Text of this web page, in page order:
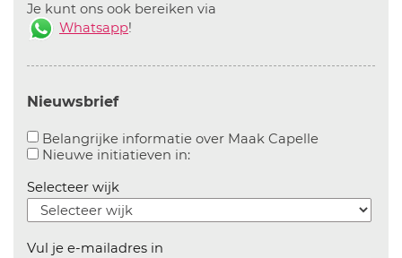
Je kunt ons ook bereiken via
Whatsapp!
Nieuwsbrief
Belangrijke informatie over Maak CapelleAanvinken
Nieuwe initiatieven in:Aanvinken om informatie over
Selecteer wijk
Vul je e-mailadres in